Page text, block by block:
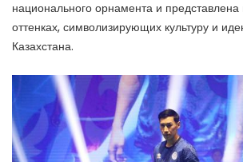
национального орнамента и
оттенках, символизирующих культуру и
Казахстана.